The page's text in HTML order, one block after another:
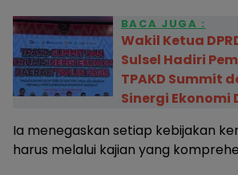
BACA JUGA :
Wakil Ketua
Sulsel Hadiri
TPAKD Summit
Sinergi Ekonomi
Ia menegaskan setiap kebijakan
harus melalui kajian yang